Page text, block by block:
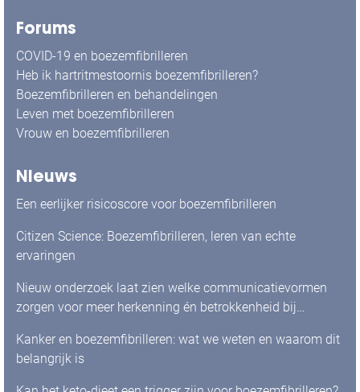
Forums
COVID-19 en boezemfibrilleren
Heb ik hartritmestoornis boezemfibrilleren?
Boezemfibrilleren en behandelingen
Leven met boezemfibrilleren
Vrouw en boezemfibrilleren
Nieuws
Een eerlijker risicoscore voor boezemfibrilleren
Citizen Science: Boezemfibrilleren, leren van echte
ervaringen
Nieuw onderzoek laat zien welke communicatievormen
zorgen voor meer herkenning én betrokkenheid bij
Kanker en boezemfibrilleren: wat we weten en waarom dit
belangrijk is